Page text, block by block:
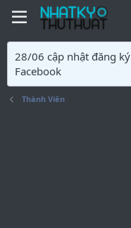
28/06 cập nhật đăng
Facebook
Thành Viên